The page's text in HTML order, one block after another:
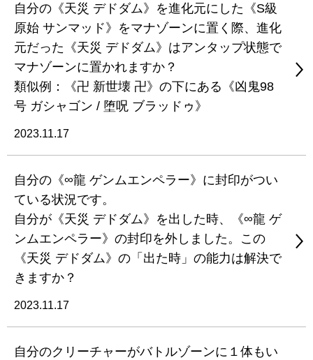
自分の《天災 デドダム》を進化元にした《S級
原始 サンマッド》をマナゾーンに置く際、進化
元だった《天災 デドダム》はアンタップ状態で
マナゾーンに置かれますか？
類似例：《卍 新世壊 卍》の下にある《凶鬼98
号 ガシャゴン / 堕呪 ブラッドゥ》
2023.11.17
自分の《∞龍 ゲンムエンペラー》に封印がつい
ている状況です。
自分が《天災 デドダム》を出した時、《∞龍 ゲ
ンムエンペラー》の封印を外しました。この
《天災 デドダム》の「出た時」の能力は解決で
きますか？
2023.11.17
自分のクリーチャーがバトルゾーンに１体もい